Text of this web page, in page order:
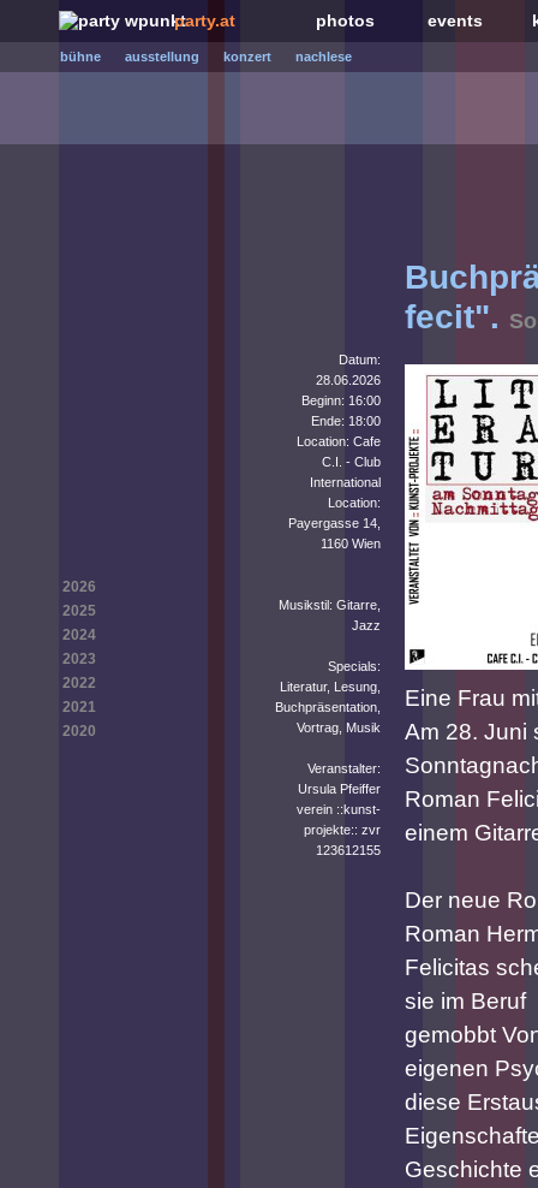
party.at photos events
bühne ausstellung konzert nachlese
2026
2025
2024
2023
2022
2021
2020
fecit".
Datum:
28.06.2026
Beginn: 16:00
Ende: 18:00
Location: Cafe
C.I. - Club
International
Location:
Payergasse 14,
1160 Wien
Musikstil: Gitarre,
Jazz
Specials:
Literatur, Lesung,
Buchpräsentation,
Vortrag, Musik
Veranstalter:
Ursula Pfeiffer
verein ::kunst-
projekte:: zvr
123612155
Eine Frau
Am 28. Juni
Roman
einem
Der neue
Roman
Felicitas
sie im Beruf
gemobbt
eigenen
diese
Geschichte